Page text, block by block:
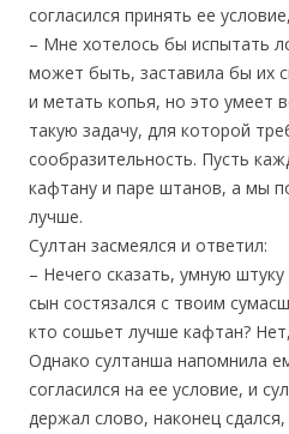
согласился принять ее
– Мне хотелось бы испытать
может быть, заставила бы их
и метать копья, но это умеет
такую задачу, для которой
сообразительность. Пусть
кафтану и паре штанов, а мы
лучше.
Султан засмеялся и ответил:
– Нечего сказать, умную
сын состязался с твоим
кто сошьет лучше кафтан?
Однако султанша напомнила
согласился на ее условие, и
держал слово, наконец